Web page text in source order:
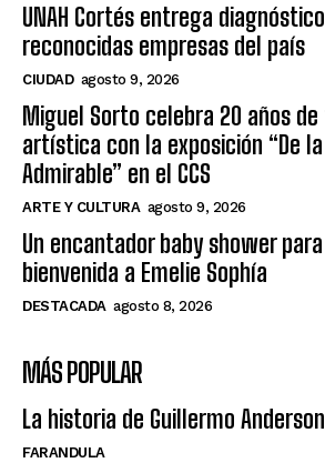
UNAH Cortés entrega
reconocidas empresas del país
CIUDAD agosto 9, 2026
Miguel Sorto celebra 20 años
artística con la exposición “De
Admirable” en el CCS
ARTE Y CULTURA agosto 9, 2026
Un encantador baby shower
bienvenida a Emelie Sophía
DESTACADA agosto 8, 2026
MÁS POPULAR
La historia de Guillermo Anderson
FARANDULA